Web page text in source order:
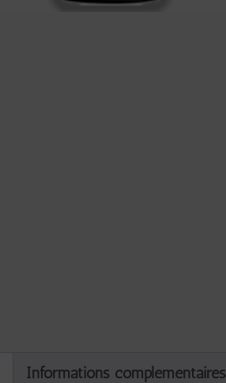
Informations complémentaires